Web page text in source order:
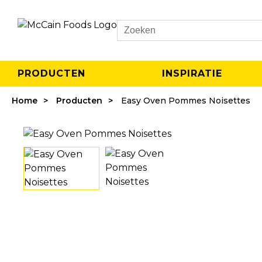
Search
PRODUCTEN INSPIRATIE
Home Producten Easy Oven Pommes Noisettes